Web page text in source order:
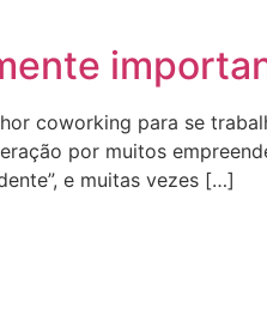
coworking para se
por muitos
e muitas vezes […]